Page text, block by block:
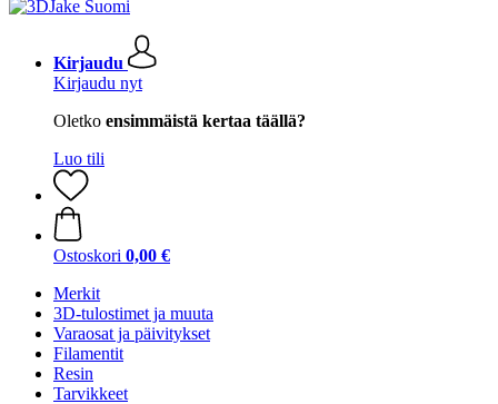
Kirjaudu
Kirjaudu nyt
Oletko ensimmäistä kertaa täällä?
Luo tili
Ostoskori 0,00 €
Merkit
3D-tulostimet ja muuta
Varaosat ja päivitykset
Filamentit
Resin
Tarvikkeet